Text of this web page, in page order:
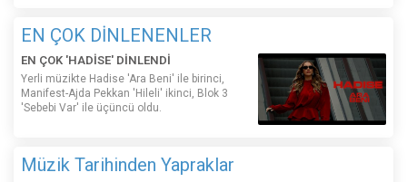
EN ÇOK DİNLENENLER
EN ÇOK 'HADİSE' DİNLENDİ
Yerli müzikte Hadise 'Ara Beni' ile birinci,
Manifest-Ajda Pekkan 'Hileli' ikinci, Blok 3
'Sebebi Var' ile üçüncü oldu.
Müzik Tarihinden Yapraklar